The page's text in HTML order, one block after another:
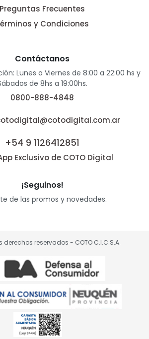
Preguntas Frecuentes
y Condiciones
Contáctanos
Lunes a Viernes de 8:00 a 22:00 hs y
de 8hs a 19:00hs.
0800-888-4848
+54 9 1126412851
Exclusivo de COTO Digital
¡Seguinos!
de las promos y novedades.
derechos reservados - COTO C.I.C.S.A.